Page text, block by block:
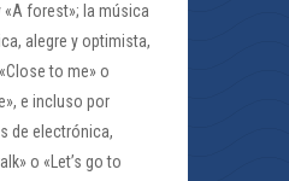
«A forest»; la música
alegre y optimista,
to me» o
e incluso por
de electrónica,
o «Let’s go to